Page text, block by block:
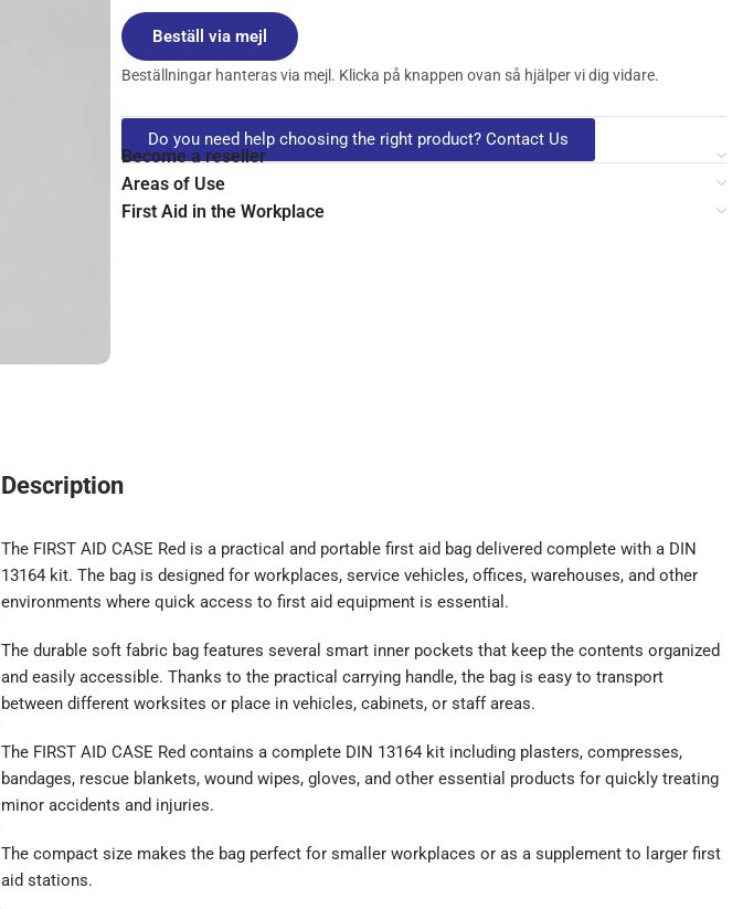
Beställ via mejl
Beställningar hanteras via mejl. Klicka på knappen ovan så hjälper vi dig vidare.
Do you need help choosing the right product? Contact Us
Become a reseller
Areas of Use
First Aid in the Workplace
Description
The FIRST AID CASE Red is a practical and portable first aid bag delivered complete with a DIN
13164 kit. The bag is designed for workplaces, service vehicles, offices, warehouses, and other
environments where quick access to first aid equipment is essential.
The durable soft fabric bag features several smart inner pockets that keep the contents organized
and easily accessible. Thanks to the practical carrying handle, the bag is easy to transport
between different worksites or place in vehicles, cabinets, or staff areas.
The FIRST AID CASE Red contains a complete DIN 13164 kit including plasters, compresses,
bandages, rescue blankets, wound wipes, gloves, and other essential products for quickly treating
minor accidents and injuries.
The compact size makes the bag perfect for smaller workplaces or as a supplement to larger first
aid stations.